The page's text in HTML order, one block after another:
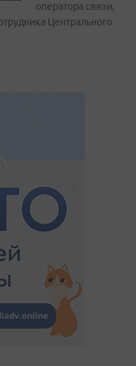
оператора связи,
Центрального